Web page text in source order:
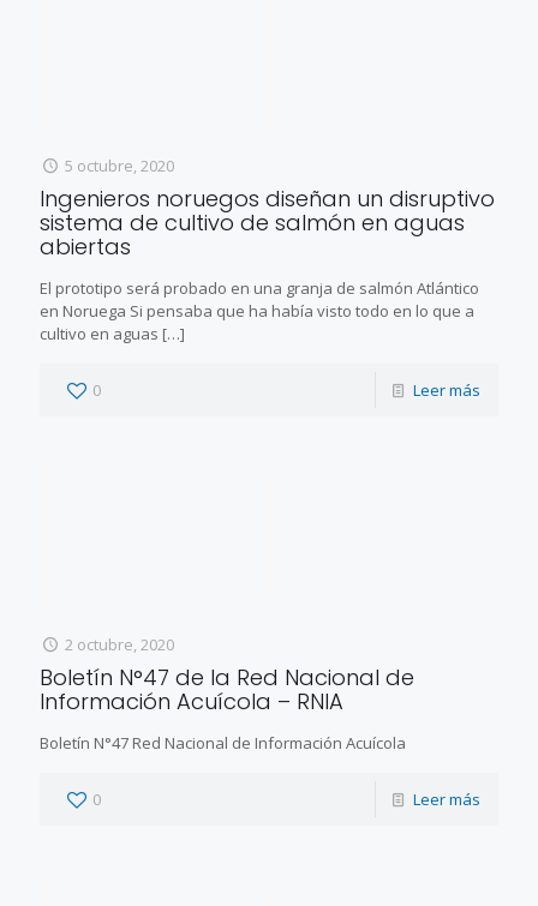
5 octubre, 2020
Ingenieros noruegos diseñan un disruptivo
sistema de cultivo de salmón en aguas
abiertas
El prototipo será probado en una granja de salmón Atlántico
en Noruega Si pensaba que ha había visto todo en lo que a
cultivo en aguas […]
0 Leer más
2 octubre, 2020
Boletín N°47 de la Red Nacional de
Información Acuícola – RNIA
Boletín N°47 Red Nacional de Información Acuícola
0 Leer más